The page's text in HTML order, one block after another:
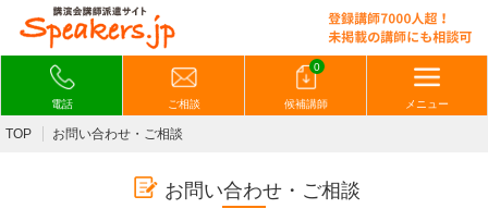
電話 ご相談
0
候補講師 メニュー
TOP お問い合わせ・ご相談
お問い合わせ・ご相談